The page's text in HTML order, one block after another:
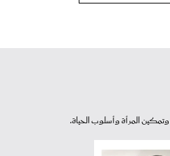
المرأة وأسلوب الحياة.